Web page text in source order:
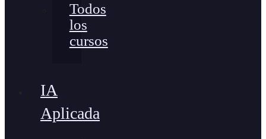
Todos
los
cursos
IA
Aplicada